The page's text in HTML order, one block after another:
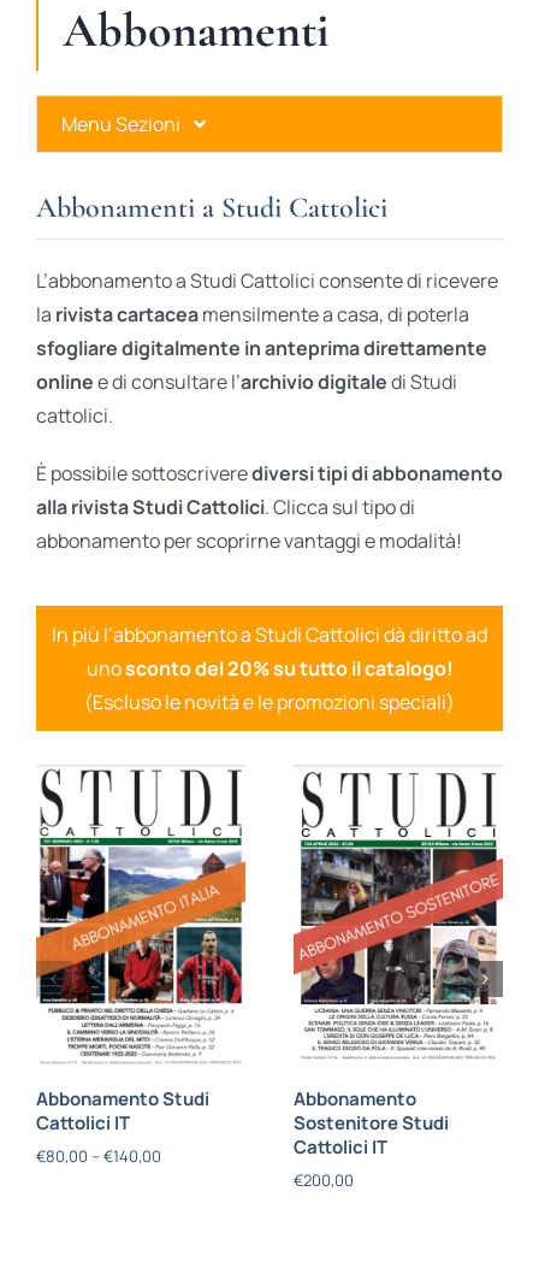
Abbonamenti
Menu Sezioni
Ares Gold
Ares Digital
Ares Gift Card
Abbonamenti a Studi Cattolici
L’abbonamento a Studi Cattolici consente di ricevere
la rivista cartaceamensilmente a casa, di poterla
sfogliare digitalmente in anteprima direttamente
onlinee di consultare l’archivio digitaledi Studi
cattolici.
È possibile sottoscriverediversi tipi di abbonamento
alla rivista Studi Cattolici. Clicca sul tipo di
abbonamento per scoprirne vantaggi e modalità!
In più l’abbonamento a Studi Cattolici dà diritto ad
unosconto del 20% su tutto il catalogo!
(Escluso le novità e le promozioni speciali)
Abbonamento Studi
Cattolici IT
€80,00 – €140,00
Abbonamento
Sostenitore Studi
Cattolici IT
€200,00